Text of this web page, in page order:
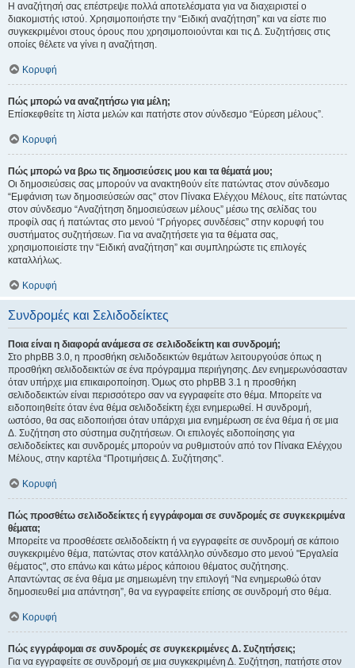
Η αναζήτησή σας επέστρεψε πολλά αποτελέσματα για να διαχειριστεί ο
διακομιστής ιστού. Χρησιμοποιήστε την “Ειδική αναζήτηση” και να είστε πιο
συγκεκριμένοι στους όρους που χρησιμοποιούνται και τις Δ. Συζητήσεις στις
οποίες θέλετε να γίνει η αναζήτηση.
Κορυφή
Πώς μπορώ να αναζητήσω για μέλη;
Επίσκεφθείτε τη λίστα μελών και πατήστε στον σύνδεσμο “Εύρεση μέλους”.
Κορυφή
Πώς μπορώ να βρω τις δημοσιεύσεις μου και τα θέματά μου;
Οι δημοσιεύσεις σας μπορούν να ανακτηθούν είτε πατώντας στον σύνδεσμο
“Εμφάνιση των δημοσιεύσεών σας” στον Πίνακα Ελέγχου Μέλους, είτε πατώντας
στον σύνδεσμο “Αναζήτηση δημοσιεύσεων μέλους” μέσω της σελίδας του
προφίλ σας ή πατώντας στο μενού “Γρήγορες συνδέσεις” στην κορυφή του
συστήματος συζητήσεων. Για να αναζητήσετε για τα θέματα σας,
χρησιμοποιείστε την “Ειδική αναζήτηση” και συμπληρώστε τις επιλογές
καταλλήλως.
Κορυφή
Συνδρομές και Σελιδοδείκτες
Ποια είναι η διαφορά ανάμεσα σε σελιδοδείκτη και συνδρομή;
Στο phpBB 3.0, η προσθήκη σελιδοδεικτών θεμάτων λειτουργούσε όπως η
προσθήκη σελιδοδεικτών σε ένα πρόγραμμα περιήγησης. Δεν ενημερωνόσασταν
όταν υπήρχε μια επικαιροποίηση. Όμως στο phpBB 3.1 η προσθήκη
σελιδοδεικτών είναι περισσότερο σαν να εγγραφείτε στο θέμα. Μπορείτε να
ειδοποιηθείτε όταν ένα θέμα σελιδοδείκτη έχει ενημερωθεί. Η συνδρομή,
ωστόσο, θα σας ειδοποιήσει όταν υπάρχει μια ενημέρωση σε ένα θέμα ή σε μια
Δ. Συζήτηση στο σύστημα συζητήσεων. Οι επιλογές ειδοποίησης για
σελιδοδείκτες και συνδρομές μπορούν να ρυθμιστούν από τον Πίνακα Ελέγχου
Μέλους, στην καρτέλα “Προτιμήσεις Δ. Συζήτησης”.
Κορυφή
Πώς προσθέτω σελιδοδείκτες ή εγγράφομαι σε συνδρομές σε συγκεκριμένα
θέματα;
Μπορείτε να προσθέσετε σελιδοδείκτη ή να εγγραφείτε σε συνδρομή σε κάποιο
συγκεκριμένο θέμα, πατώντας στον κατάλληλο σύνδεσμο στο μενού "Εργαλεία
θέματος", στο επάνω και κάτω μέρος κάποιου θέματος συζήτησης.
Απαντώντας σε ένα θέμα με σημειωμένη την επιλογή “Να ενημερωθώ όταν
δημοσιευθεί μια απάντηση”, θα να εγγραφείτε επίσης σε συνδρομή στο θέμα.
Κορυφή
Πώς εγγράφομαι σε συνδρομές σε συγκεκριμένες Δ. Συζητήσεις;
Για να εγγραφείτε σε συνδρομή σε μια συγκεκριμένη Δ. Συζήτηση, πατήστε στον